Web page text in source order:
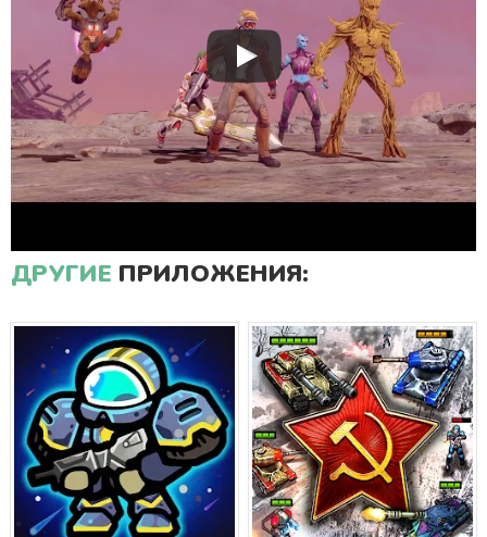
ДРУГИЕ ПРИЛОЖЕНИЯ: